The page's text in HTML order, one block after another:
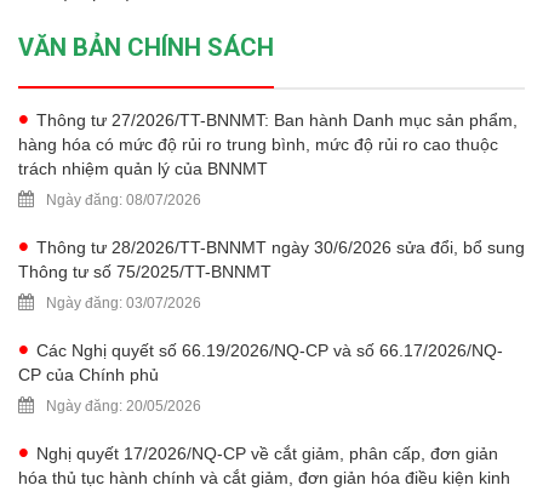
VĂN BẢN CHÍNH SÁCH
Thông tư 27/2026/TT-BNNMT: Ban hành Danh mục sản phẩm,
hàng hóa có mức độ rủi ro trung bình, mức độ rủi ro cao thuộc
trách nhiệm quản lý của BNNMT
Ngày đăng: 08/07/2026
Thông tư 28/2026/TT-BNNMT ngày 30/6/2026 sửa đổi, bổ sung
Thông tư số 75/2025/TT-BNNMT
Ngày đăng: 03/07/2026
Các Nghị quyết số 66.19/2026/NQ-CP và số 66.17/2026/NQ-
CP của Chính phủ
Ngày đăng: 20/05/2026
Nghị quyết 17/2026/NQ-CP về cắt giảm, phân cấp, đơn giản
hóa thủ tục hành chính và cắt giảm, đơn giản hóa điều kiện kinh